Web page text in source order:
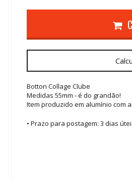
Botton Collage Clube
Medidas 55mm - é do grandão!
Item produzido em alumínio com
• Prazo para postagem: 3 dias